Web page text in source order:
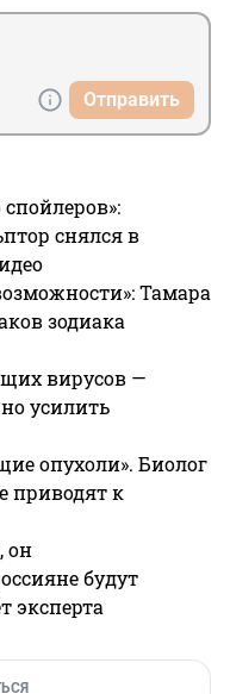
Отправить
снялся в
Тамара
зодиака
вирусов —
усилить
опухоли». Биолог
приводят к
он
будут
эксперта